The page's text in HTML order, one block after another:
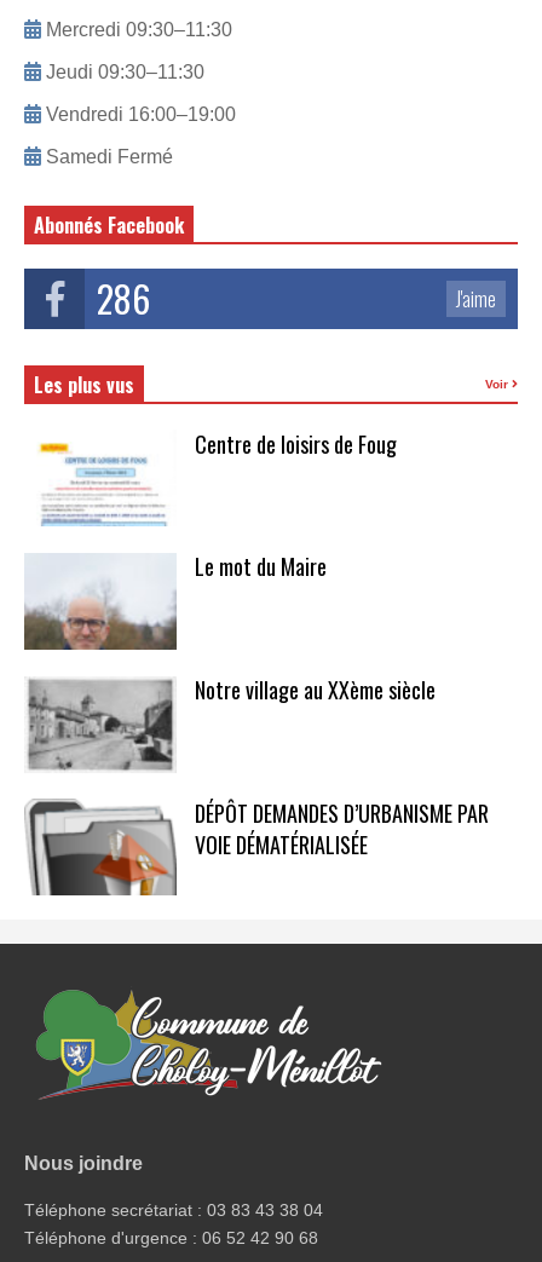
Mercredi 09:30–11:30
Jeudi 09:30–11:30
Vendredi 16:00–19:00
Samedi Fermé
Abonnés Facebook
286 J'aime
Les plus vus Voir
Centre de loisirs de Foug
Le mot du Maire
Notre village au XXème siècle
DÉPÔT DEMANDES D’URBANISME PAR
VOIE DÉMATÉRIALISÉE
Nous joindre
Téléphone secrétariat : 03 83 43 38 04
Téléphone d'urgence : 06 52 42 90 68